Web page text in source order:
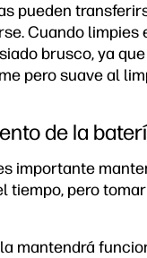
pueden
Cuando limpies
brusco, ya
pero suave al
de la
importante
pero
mantendrá